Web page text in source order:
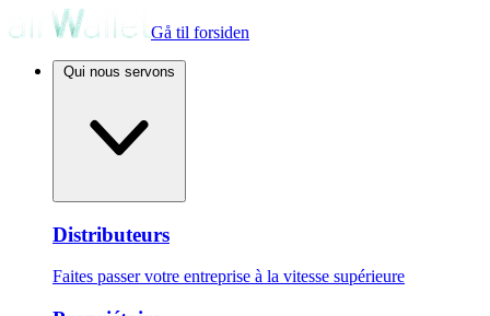
Gå til forsiden
Distributeurs
Faites passer votre entreprise à la vitesse supérieure